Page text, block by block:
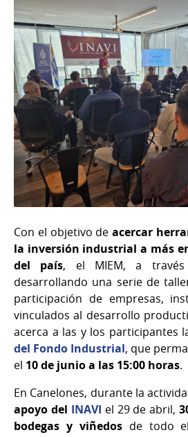
Con el objetivo de acercar
la inversión industrial a más
del país, el MIEM, a
desarrollando una serie de
participación de empresas,
vinculados al desarrollo
acerca a las y los participantes
del Fondo Industrial, que
el 10 de junio a las 15:00 horas.
En Canelones, durante la
apoyo del INAVI el 29 de abril,
bodegas y viñedosde todo el